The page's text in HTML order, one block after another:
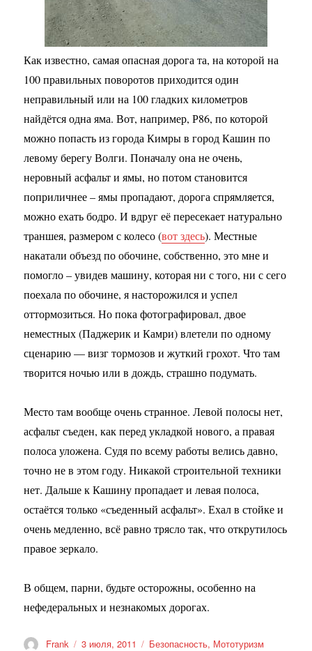
Как известно, самая опасная дорога та, на которой на
100 правильных поворотов приходится один
неправильный или на 100 гладких километров
найдётся одна яма. Вот, например, Р86, по которой
можно попасть из города Кимры в город Кашин по
левому берегу Волги. Поначалу она не очень,
неровный асфальт и ямы, но потом становится
поприличнее – ямы пропадают, дорога спрямляется,
можно ехать бодро. И вдруг её пересекает натурально
траншея, размером с колесо (вот здесь). Местные
накатали объезд по обочине, собственно, это мне и
помогло – увидев машину, которая ни с того, ни с сего
поехала по обочине, я насторожился и успел
оттормозиться. Но пока фотографировал, двое
неместных (Паджерик и Камри) влетели по одному
сценарию — визг тормозов и жуткий грохот. Что там
творится ночью или в дождь, страшно подумать.
Место там вообще очень странное. Левой полосы нет,
асфальт съеден, как перед укладкой нового, а правая
полоса уложена. Судя по всему работы велись давно,
точно не в этом году. Никакой строительной техники
нет. Дальше к Кашину пропадает и левая полоса,
остаётся только «съеденный асфальт». Ехал в стойке и
очень медленно, всё равно трясло так, что открутилось
правое зеркало.
В общем, парни, будьте осторожны, особенно на
нефедеральных и незнакомых дорогах.
Автор
Frank Опубликовано
3 июля, 2011 Рубрики
Безопасность, Мототуризм